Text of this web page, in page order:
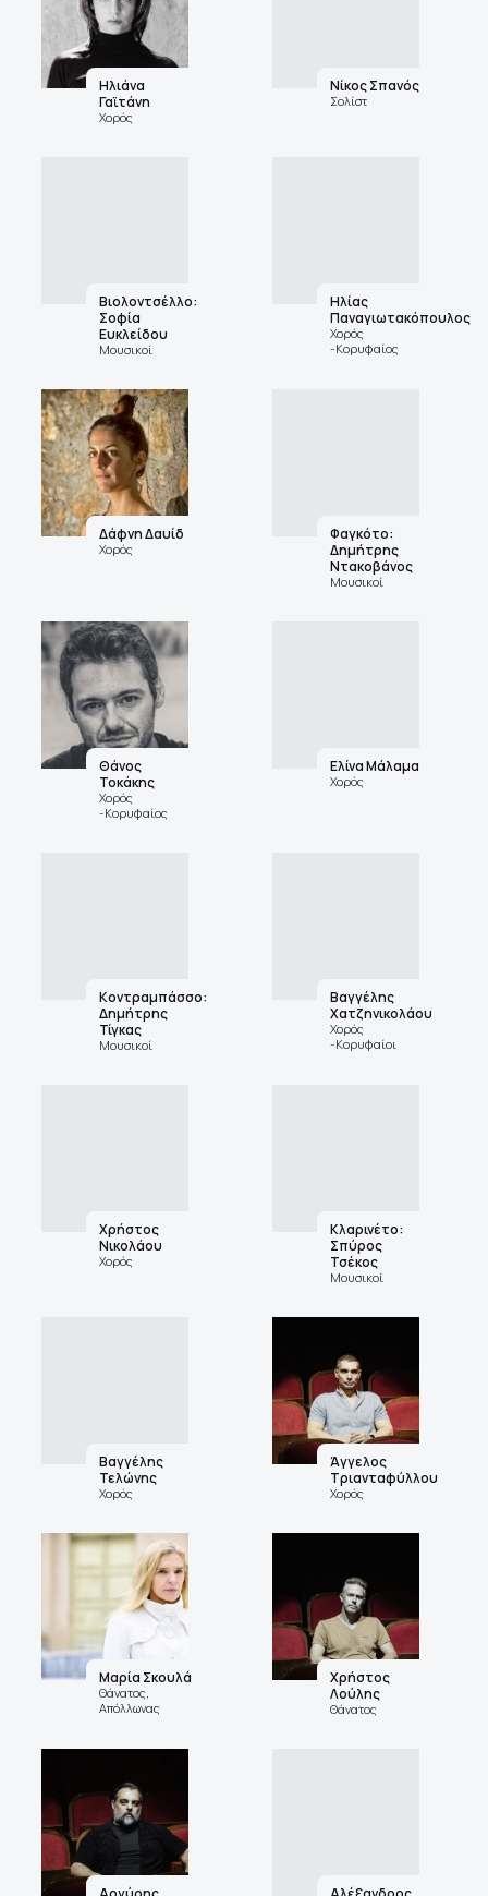
Ηλιάνα
Γαϊτάνη
Χορός
Νίκος Σπανός
Σολίστ
Βιολοντσέλλο:
Σοφία
Ευκλείδου
Μουσικοί
Ηλίας
Παναγιωτακόπουλος
Χορός
-Κορυφαίος
Δάφνη Δαυίδ
Χορός
Φαγκότο:
Δημήτρης
Ντακοβάνος
Μουσικοί
Θάνος
Τοκάκης
Χορός
-Κορυφαίος
Ελίνα Μάλαμα
Χορός
Κοντραμπάσσο:
Δημήτρης
Τίγκας
Μουσικοί
Βαγγέλης
Χατζηνικολάου
Χορός
-Κορυφαίοι
Χρήστος
Νικολάου
Χορός
Κλαρινέτο:
Σπύρος
Τσέκος
Μουσικοί
Βαγγέλης
Τελώνης
Χορός
Άγγελος
Τριανταφύλλου
Χορός
Μαρία Σκουλά
Θάνατος,
Απόλλωνας
Χρήστος
Λούλης
Θάνατος